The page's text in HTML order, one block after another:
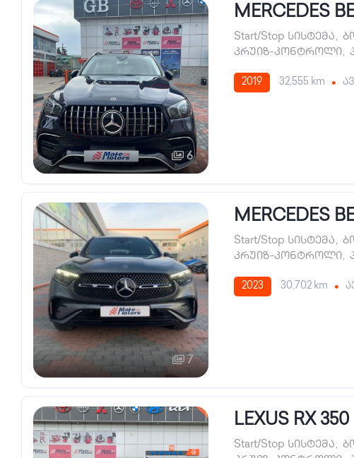
6
MERCEDES
Start/Stop სისტემა,
კრუიზ-კონტროლი,
2019 32,555 km
7
MERCEDES
Start/Stop სისტემა,
კრუიზ-კონტროლი,
2023 30,702 km
LEXUS RX 350
Start/Stop სისტემა,